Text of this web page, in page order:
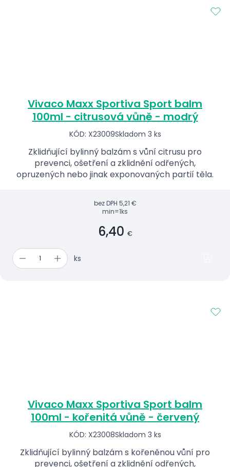
Vivaco Maxx Sportiva Sport balm
100ml - citrusová vůně - modrý
KÓD: X23009Skladom 3 ks
Zklidňující bylinný balzám s vůní citrusu pro
prevenci, ošetření a zklidnění odřených,
opruzených nebo jinak exponovaných partií těla.
bez DPH 5,21 €
min=1ks
6,40 €
ks
Vivaco Maxx Sportiva Sport balm
100ml - kořenitá vůně - červený
KÓD: X23008Skladom 3 ks
Zklidňující bylinný balzám s kořeněnou vůní pro
prevenci, ošetření a zklidnění odřených,